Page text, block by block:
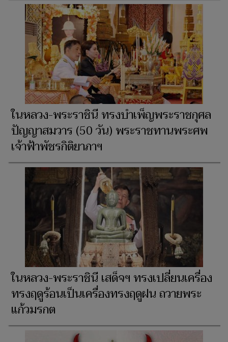
ในหลวง-พระราชินี ทรงบำเพ็ญพระราชกุศล
ปัญญาสมวาร (50 วัน) พระราชทานพระศพ
เจ้าฟ้าพัชรกิติยาภาฯ
ในหลวง-พระราชินี เสด็จฯ ทรงเปลี่ยนเครื่อง
ทรงฤดูร้อนเป็นเครื่องทรงฤดูฝน ถวายพระ
แก้วมรกต